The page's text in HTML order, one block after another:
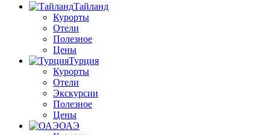
Тайланд
Курорты
Отели
Полезное
Цены
Турция
Курорты
Отели
Экскурсии
Полезное
Цены
ОАЭ